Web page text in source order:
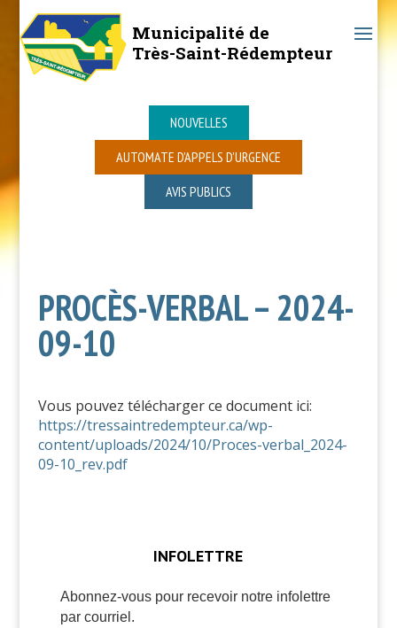
Municipalité de
Très-Saint-Rédempteur
NOUVELLES
AUTOMATE D’APPELS D’URGENCE
AVIS PUBLICS
PROCÈS-VERBAL – 2024-
09-10
Vous pouvez télécharger ce document ici:
https://tressaintredempteur.ca/wp-
content/uploads/2024/10/Proces-verbal_2024-
09-10_rev.pdf
INFOLETTRE
Abonnez-vous pour recevoir notre infolettre
par courriel.